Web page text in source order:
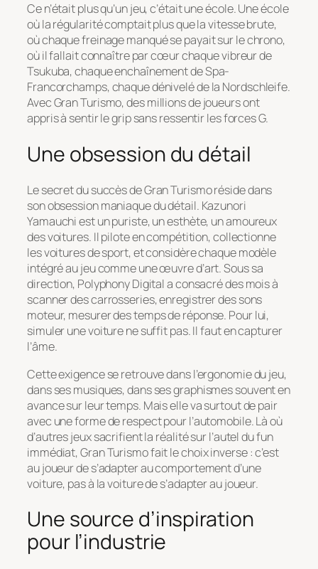
Ce n’était plus qu’un jeu, c’était une école. Une école
où la régularité comptait plus que la vitesse brute,
où chaque freinage manqué se payait sur le chrono,
où il fallait connaître par cœur chaque vibreur de
Tsukuba, chaque enchaînement de Spa-
Francorchamps, chaque dénivelé de la Nordschleife.
AvecGran Turismo, des millions de joueurs ont
appris à sentir le grip sans ressentir les forces G.
Une obsession du détail
Le secret du succès deGran Turismoréside dans
son obsession maniaque du détail. Kazunori
Yamauchi est un puriste, un esthète, un amoureux
des voitures. Il pilote en compétition, collectionne
les voitures de sport, et considère chaque modèle
intégré au jeu comme une œuvre d’art. Sous sa
direction, Polyphony Digital a consacré des mois à
scanner des carrosseries, enregistrer des sons
moteur, mesurer des temps de réponse. Pour lui,
simuler une voiture ne suffit pas. Il faut en capturer
l’âme.
Cette exigence se retrouve dans l’ergonomie du jeu,
dans ses musiques, dans ses graphismes souvent en
avance sur leur temps. Mais elle va surtout de pair
avec une forme de respect pour l’automobile. Là où
d’autres jeux sacrifient la réalité sur l’autel du fun
immédiat,Gran Turismofait le choix inverse : c’est
au joueur de s’adapter au comportement d’une
voiture, pas à la voiture de s’adapter au joueur.
Une source d’inspiration
pour l’industrie